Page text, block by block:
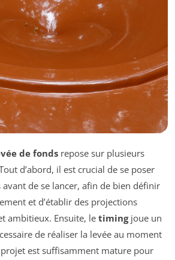
de fonds repose sur plusieurs
d’abord, il est crucial de se poser
de se lancer, afin de bien définir
et d’établir des projections
ambitieux. Ensuite, le timingjoue un
de réaliser la levée au moment
est suffisamment mature pour